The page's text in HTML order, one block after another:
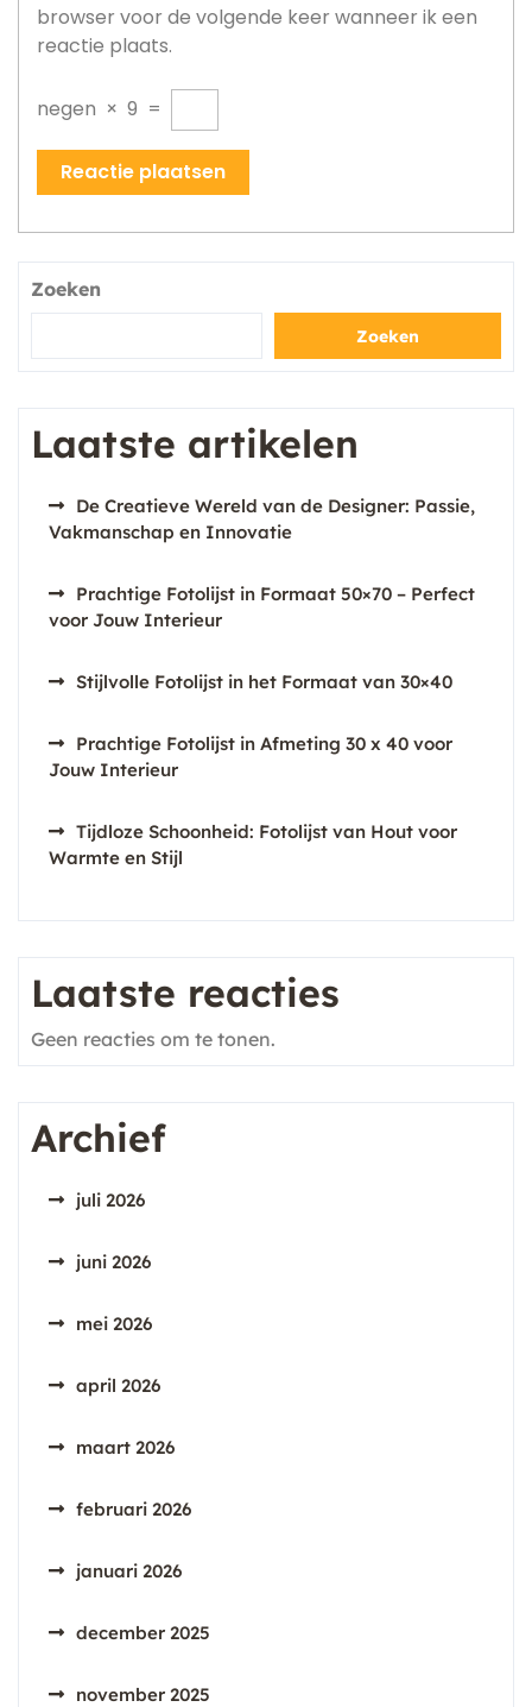
browser voor de volgende keer wanneer ik een
reactie plaats.
negen × 9 =
Zoeken
Zoeken
Laatste artikelen
De Creatieve Wereld van de Designer: Passie,
Vakmanschap en Innovatie
Prachtige Fotolijst in Formaat 50×70 – Perfect
voor Jouw Interieur
Stijlvolle Fotolijst in het Formaat van 30×40
Prachtige Fotolijst in Afmeting 30 x 40 voor
Jouw Interieur
Tijdloze Schoonheid: Fotolijst van Hout voor
Warmte en Stijl
Laatste reacties
Geen reacties om te tonen.
Archief
juli 2026
juni 2026
mei 2026
april 2026
maart 2026
februari 2026
januari 2026
december 2025
november 2025